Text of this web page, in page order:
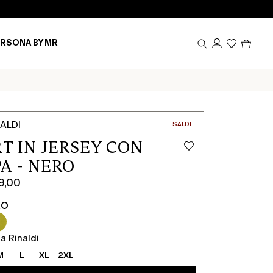
BY MR
CATEGORIA:
SALDI
IN JERSEY CON
- NERO
Rinaldi
L XL 2XL